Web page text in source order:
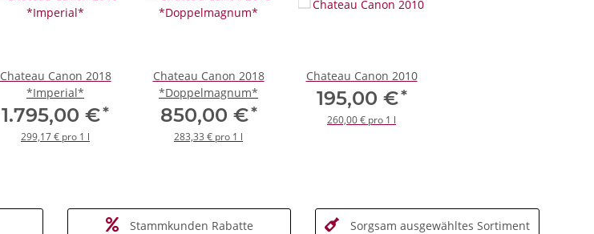
Chateau Canon 2018
*Imperial*
1.795,00 €*
299,17 € pro 1 l
Chateau Canon 2018
*Doppelmagnum*
850,00 €*
283,33 € pro 1 l
Chateau Canon 2010
195,00 €*
260,00 € pro 1 l
Stammkunden Rabatte Sorgsam ausgewähltes Sortiment